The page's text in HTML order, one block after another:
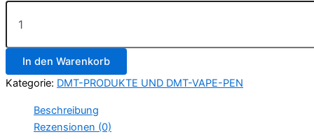
Kaufen
Schwifty
Labs
5-
Meo
Kartusche
Menge
In den Warenkorb
Kategorie: DMT-PRODUKTE UND DMT-VAPE-PEN
Beschreibung
Rezensionen (0)